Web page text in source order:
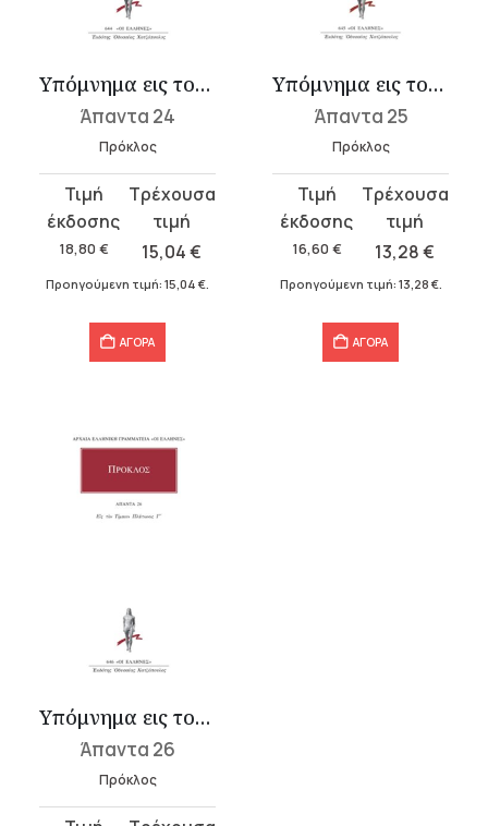
Υπόμνημα εις τον Τίμαιον Πλάτωνος 3
Άπαντα 24
Πρόκλος
18,80 €
Original
price
was:
18,80 €.
15,04€
τρέχουσα
τιμή
είναι:
Προηγούμενη τιμή: 15,04 €.
ΑΓΟΡΑ
Υπόμνημα εις τον Τίμαιον Πλάτωνος 4
Άπαντα 25
Πρόκλος
16,60 €
Original
price
was:
16,60 €.
13,28€
τρέχουσα
τιμή
είναι:
Προηγούμενη τιμή: 13,28 €.
ΑΓΟΡΑ
Υπόμνημα εις τον Τίμαιον Πλάτωνος 5
Άπαντα 26
Πρόκλος